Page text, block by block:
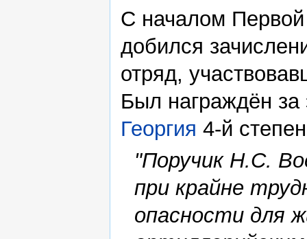
С началом
добился
отряд,
Был награждён
Георгия 4-й
"Поручик Н.С.
при крайне
опасности для